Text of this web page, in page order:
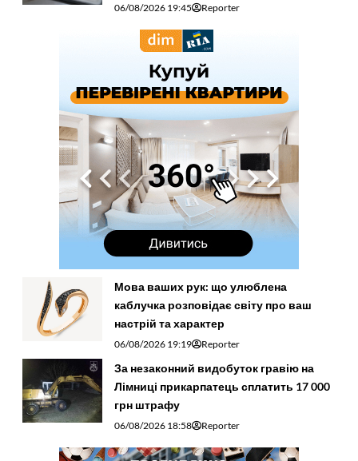
06/08/2026 19:45 Reporter
Мова ваших рук: що улюблена
каблучка розповідає світу про ваш
настрій та характер
06/08/2026 19:19 Reporter
За незаконний видобуток гравію на
Лімниці прикарпатець сплатить 17 000
грн штрафу
06/08/2026 18:58 Reporter